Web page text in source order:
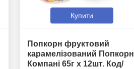
Купити
Попкорн фруктовий
карамелізований Попкорн
Компані 65г х 12шт. Код/